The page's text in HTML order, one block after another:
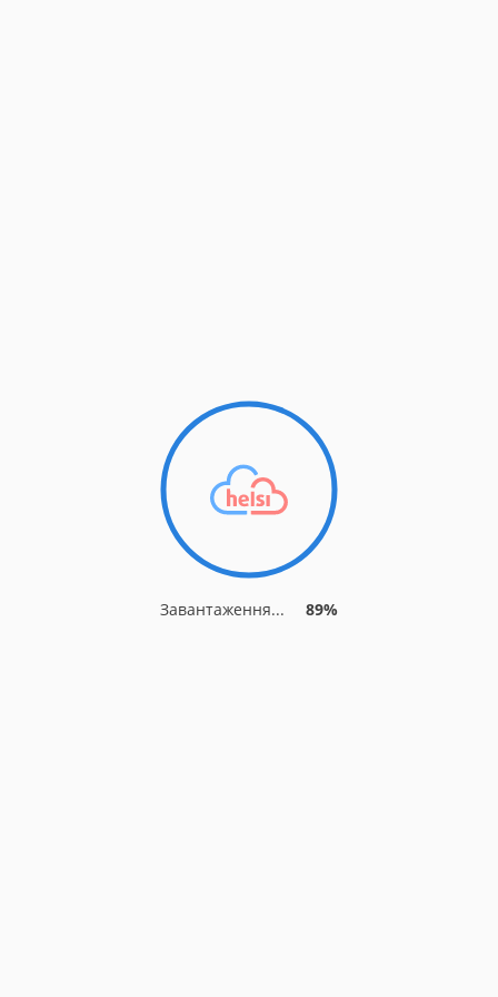
Завантаження... 89%